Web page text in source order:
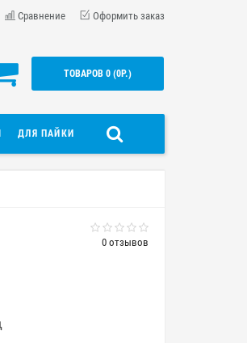
Сравнение Оформить заказ
ТОВАРОВ 0 (0Р.)
ДЛЯ ПАЙКИ
0 отзывов